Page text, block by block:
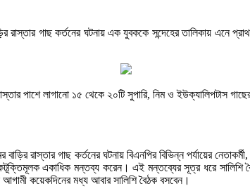
রাস্তার গাছ কর্তনের ঘটনায় এক যুবককে সন্দেহের তালিকায় এনে
পাশে লাগানো ১৫ থেকে ২০টি সুপারি, নিম ও ইউক্যালিপটাস
রাস্তার গাছ কর্তনের ঘটনায় বিএনপির বিভিন্ন পর্যায়ের
একাধিক মন্তব্য করেন। এই মন্তব্যের সূত্র ধরে সালিশি
কয়েকদিনের মধ্য আবার সালিশি বৈঠক বসবেন।